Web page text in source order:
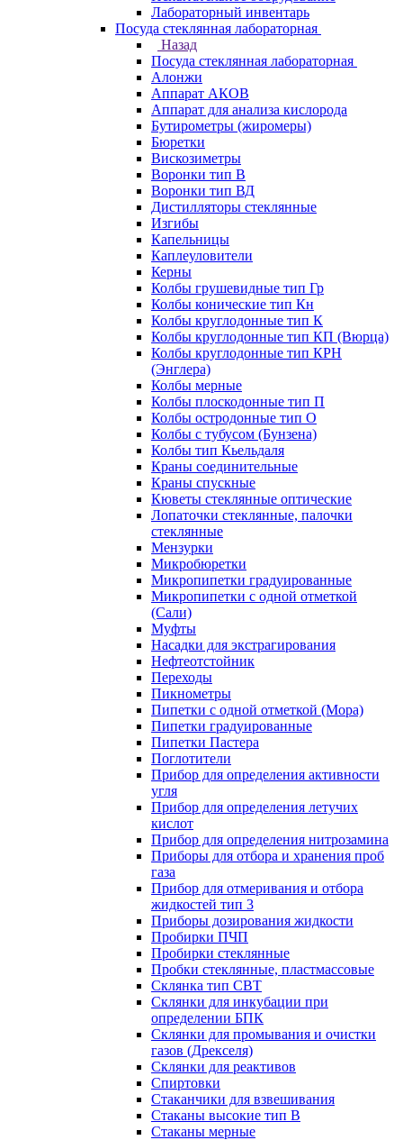
Лабораторный инвентарь
Посуда стеклянная лабораторная
Назад
Посуда стеклянная лабораторная
Алонжи
Аппарат АКОВ
Аппарат для анализа кислорода
Бутирометры (жиромеры)
Бюретки
Вискозиметры
Воронки тип В
Воронки тип ВД
Дистилляторы стеклянные
Изгибы
Капельницы
Каплеуловители
Керны
Колбы грушевидные тип Гр
Колбы конические тип Кн
Колбы круглодонные тип К
Колбы круглодонные тип КП (Вюрца)
Колбы круглодонные тип КРН
(Энглера)
Колбы мерные
Колбы плоскодонные тип П
Колбы остродонные тип О
Колбы с тубусом (Бунзена)
Колбы тип Кьельдаля
Краны соединительные
Краны спускные
Кюветы стеклянные оптические
Лопаточки стеклянные, палочки
стеклянные
Мензурки
Микробюретки
Микропипетки градуированные
Микропипетки с одной отметкой
(Сали)
Муфты
Насадки для экстрагирования
Нефтеотстойник
Переходы
Пикнометры
Пипетки с одной отметкой (Мора)
Пипетки градуированные
Пипетки Пастера
Поглотители
Прибор для определения активности
угля
Прибор для определения летучих
кислот
Прибор для определения нитрозамина
Приборы для отбора и хранения проб
газа
Прибор для отмеривания и отбора
жидкостей тип 3
Приборы дозирования жидкости
Пробирки ПЧП
Пробирки стеклянные
Пробки стеклянные, пластмассовые
Склянка тип СВТ
Склянки для инкубации при
определении БПК
Склянки для промывания и очистки
газов (Дрекселя)
Склянки для реактивов
Спиртовки
Стаканчики для взвешивания
Стаканы высокие тип В
Стаканы мерные